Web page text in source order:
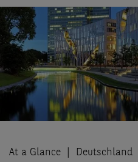
At a Glance Deutschland